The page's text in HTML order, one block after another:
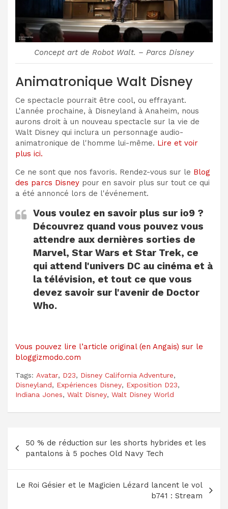
Concept art de Robot Walt. – Parcs Disney
Animatronique Walt Disney
Ce spectacle pourrait être cool, ou effrayant.
L'année prochaine, à Disneyland à Anaheim, nous
aurons droit à un nouveau spectacle sur la vie de
Walt Disney qui inclura un personnage audio-
animatronique de l'homme lui-même. Lire et voir
plus ici.
Ce ne sont que nos favoris. Rendez-vous sur le Blog
des parcs Disney pour en savoir plus sur tout ce qui
a été annoncé lors de l'événement.
Vous voulez en savoir plus sur io9 ?
Découvrez quand vous pouvez vous
attendre aux dernières sorties de
Marvel, Star Wars et Star Trek, ce
qui attend l'univers DC au cinéma et à
la télévision, et tout ce que vous
devez savoir sur l'avenir de Doctor
Who.
Vous pouvez lire l’article original (en Angais) sur le
bloggizmodo.com
Tags: Avatar, D23, Disney California Adventure,
Disneyland, Expériences Disney, Exposition D23,
Indiana Jones, Walt Disney, Walt Disney World
Navigation
de
l’article
50 % de réduction sur les shorts hybrides et les
pantalons à 5 poches Old Navy Tech
Le Roi Gésier et le Magicien Lézard lancent le vol
b741 : Stream